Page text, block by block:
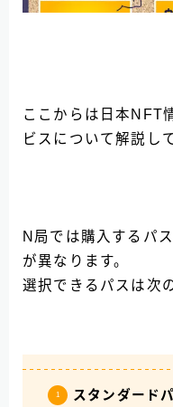
ここからは日本NFT
ビスについて解説し
N局では購入するパ
が異なります。
選択できるパスは次
スタンダード